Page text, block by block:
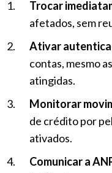
Trocar
afetados, sem
Ativar
contas, mesmo
atingidas.
Monitorar
de crédito por
ativados.
Comunicar a